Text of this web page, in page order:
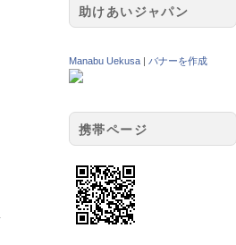
助けあいジャパン
Manabu Uekusa バナーを作成
携帯ページ